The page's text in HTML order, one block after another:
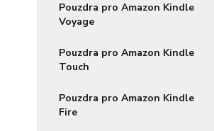
Pouzdra pro Amazon Kindle
Voyage
Pouzdra pro Amazon Kindle
Touch
Pouzdra pro Amazon Kindle
Fire